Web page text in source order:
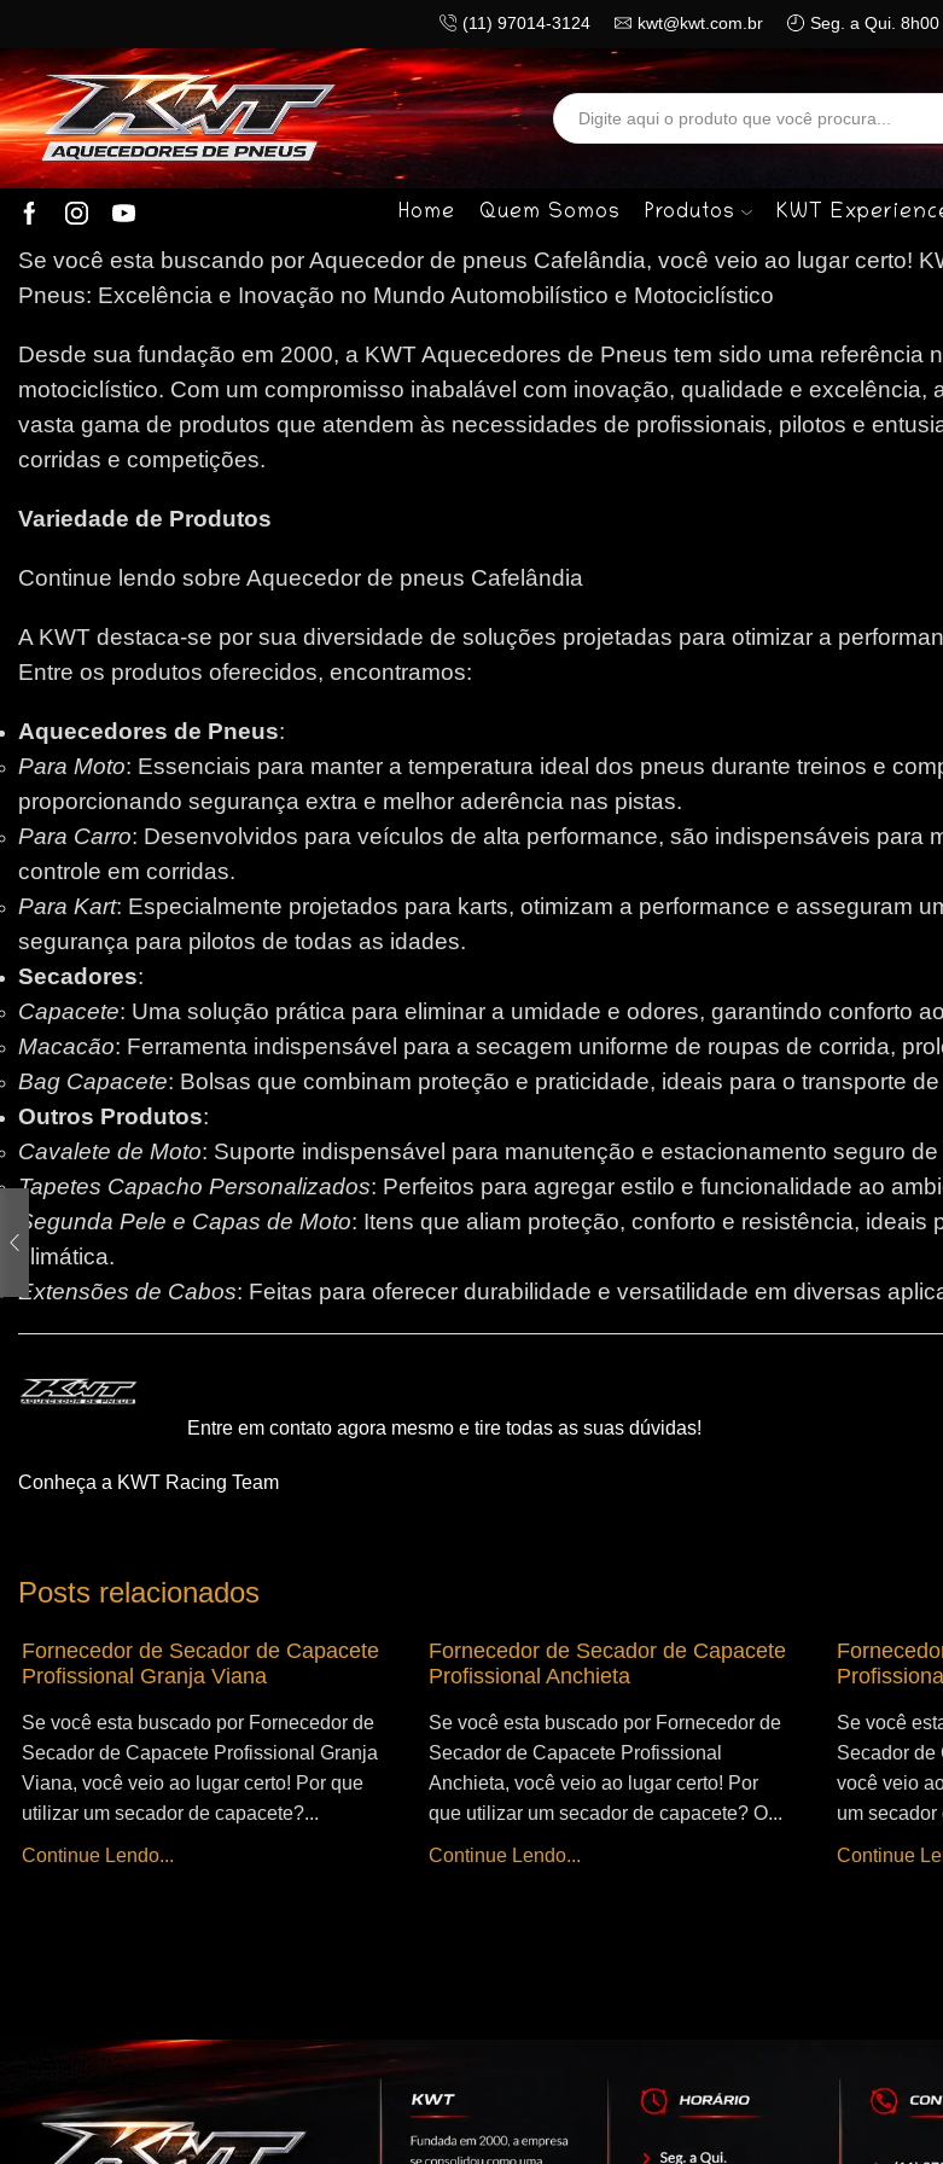
(11) 97014-3124 kwt@kwt.com.br Seg. a Qui.
Search
input
Home Quem Somos Produtos KWT
Se você esta buscando por Aquecedor de pneus Cafelândia, você veio ao lugar certo!
Pneus: Excelência e Inovação no Mundo Automobilístico e Motociclístico
Desde sua fundação em 2000, a KWT Aquecedores de Pneus tem sido uma referência
motociclístico. Com um compromisso inabalável com inovação, qualidade e excelência,
vasta gama de produtos que atendem às necessidades de profissionais, pilotos e
corridas e competições.
Variedade de Produtos
Continue lendo sobre Aquecedor de pneus Cafelândia
A KWT destaca-se por sua diversidade de soluções projetadas para otimizar a
Entre os produtos oferecidos, encontramos:
Aquecedores de Pneus:
Para Moto: Essenciais para manter a temperatura ideal dos pneus durante treinos e
proporcionando segurança extra e melhor aderência nas pistas.
Para Carro: Desenvolvidos para veículos de alta performance, são indispensáveis para
controle em corridas.
Para Kart: Especialmente projetados para karts, otimizam a performance e asseguram
segurança para pilotos de todas as idades.
Secadores:
Capacete: Uma solução prática para eliminar a umidade e odores, garantindo conforto
Macacão: Ferramenta indispensável para a secagem uniforme de roupas de corrida,
Bag Capacete: Bolsas que combinam proteção e praticidade, ideais para o transporte
Outros Produtos:
Cavalete de Moto: Suporte indispensável para manutenção e estacionamento seguro
Tapetes Capacho Personalizados: Perfeitos para agregar estilo e funcionalidade ao
Segunda Pele e Capas de Moto: Itens que aliam proteção, conforto e resistência, ideais
climática.
Extensões de Cabos: Feitas para oferecer durabilidade e versatilidade em diversas
Entre em contato agora mesmo e tire todas as suas dúvidas!
Conheça a KWT Racing Team
Posts relacionados
Fornecedor de Secador de Capacete
Profissional Granja Viana
Se você esta buscado por Fornecedor de
Secador de Capacete Profissional Granja
Viana, você veio ao lugar certo! Por que
utilizar um secador de capacete?...
Continue Lendo...
Fornecedor de Secador de Capacete
Profissional Anchieta
Se você esta buscado por Fornecedor de
Secador de Capacete Profissional
Anchieta, você veio ao lugar certo! Por
que utilizar um secador de capacete? O...
Continue Lendo...
Se você
Secador de
você veio
um secador
Continue